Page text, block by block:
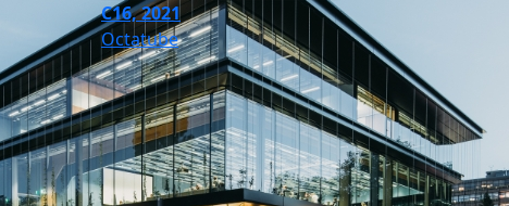
C16, 2021
Octatube